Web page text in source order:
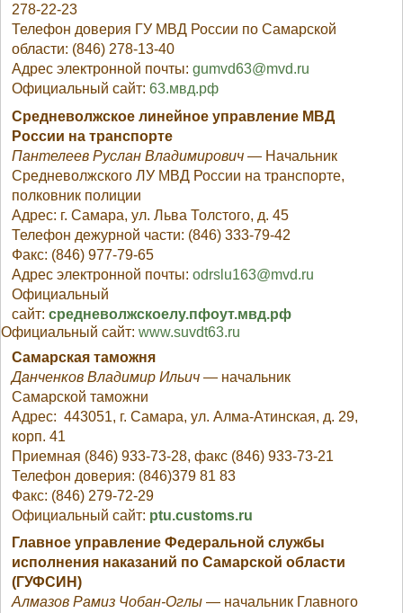
278-22-23
Телефон доверия ГУ МВД России по Самарской
области: (846) 278-13-40
Адрес электронной почты:gumvd63@mvd.ru
Официальный сайт:63.мвд.рф
Средневолжское линейное управление МВД
России на транспорте
Пантелеев Руслан Владимирович — Начальник
Средневолжского ЛУ МВД России на транспорте,
полковник полиции
Адрес: г. Самара, ул. Льва Толстого, д. 45
Телефон дежурной части: (846) 333-79-42
Факс: (846) 977-79-65
Адрес электронной почты:odrslu163@mvd.ru
Официальный
сайт:средневолжскоелу.пфоут.мвд.рф
Официальный сайт: www.suvdt63.ru
Самарская таможня
Данченков Владимир Ильич — начальник
Самарской таможни
Адрес: 443051, г. Самара, ул. Алма-Атинская, д. 29,
корп. 41
Приемная (846) 933-73-28, факс (846) 933-73-21
Телефон доверия: (846)379 81 83
Факс: (846) 279-72-29
Официальный сайт: ptu.customs.ru
Главное управление Федеральной службы
исполнения наказаний по Самарской области
(ГУФСИН)
Алмазов Рамиз Чобан-Оглы — начальник Главного